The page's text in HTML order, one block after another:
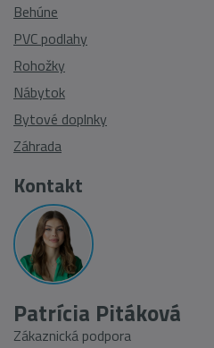
Behúne
PVC podlahy
Rohožky
Nábytok
Bytové doplnky
Záhrada
Kontakt
Patrícia Pitáková
Zákaznická podpora